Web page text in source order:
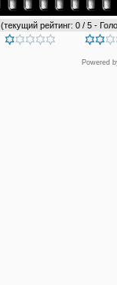
(текущий рейтинг: 0 / 5 -
Powered